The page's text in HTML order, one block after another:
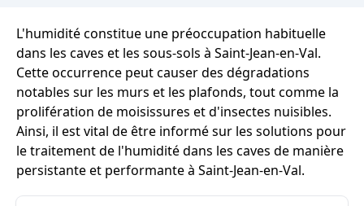
L'humidité constitue une préoccupation habituelle
dans les caves et les sous-sols à Saint-Jean-en-Val.
Cette occurrence peut causer des dégradations
notables sur les murs et les plafonds, tout comme la
prolifération de moisissures et d'insectes nuisibles.
Ainsi, il est vital de être informé sur les solutions pour
le traitement de l'humidité dans les caves de manière
persistante et performante à Saint-Jean-en-Val.